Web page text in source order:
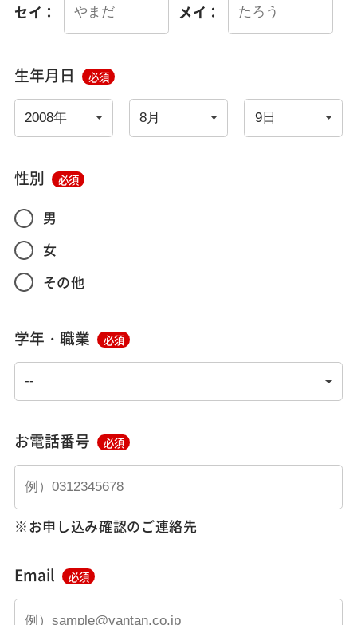
セイ： メイ：
生年月日 必須
性別 必須
男
女
その他
学年・職業 必須
お電話番号 必須
※お申し込み確認のご連絡先
Email 必須